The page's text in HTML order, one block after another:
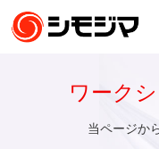
ワーク
当ページか